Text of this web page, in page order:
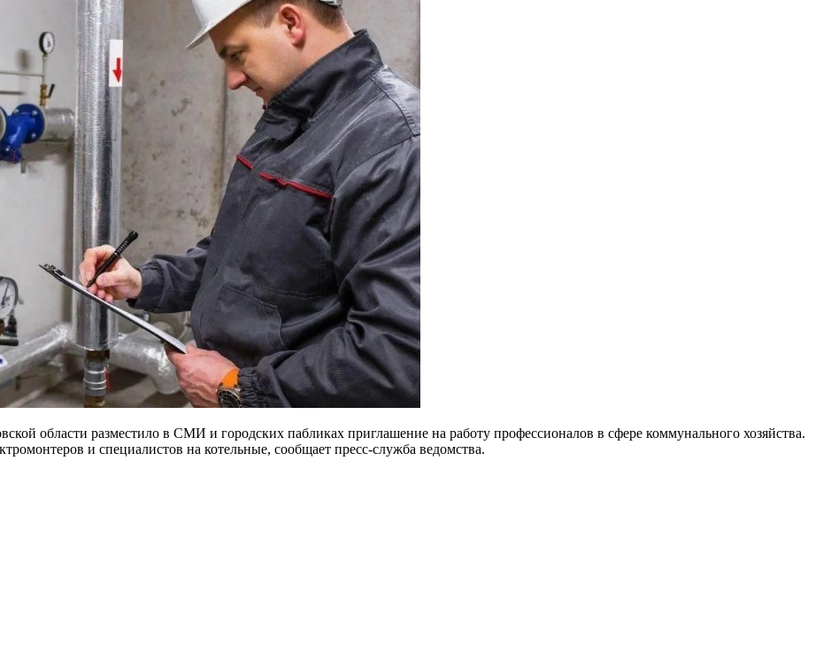
области разместило в СМИ и городских пабликах приглашение на работу профессионалов в сфере коммунального хозяйства.
и специалистов на котельные, сообщает пресс-служба ведомства.